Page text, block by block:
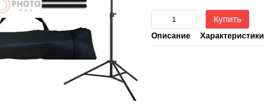
Купить
Описание Характеристики